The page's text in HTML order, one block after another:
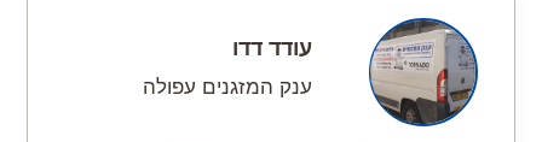
עודד דדו
ענק המזגנים עפולה